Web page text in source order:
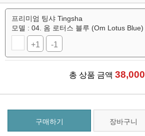
프리미엄 팅샤 Tingsha
모델 : 04. 옴 로터스 블루 (Om Lotus Blue)
+1 -1
총 상품 금액 38,000
구매하기 장바구니